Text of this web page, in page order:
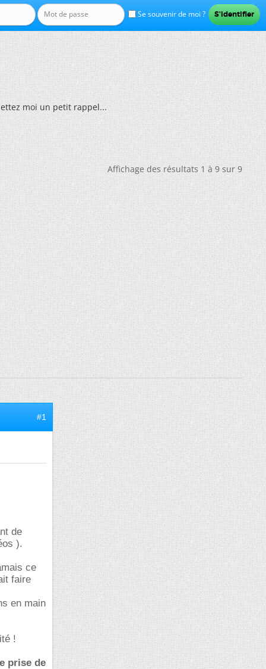
Se souvenir de moi ?
moi un petit rappel...
Affichage des résultats 1 à 9 sur 9
#1
de
).
ce
faire
en main
!
prise de